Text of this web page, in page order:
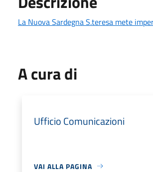
La Nuova Sardegna S.teresa mete
A cura di
Ufficio Comunicazioni
VAI ALLA PAGINA